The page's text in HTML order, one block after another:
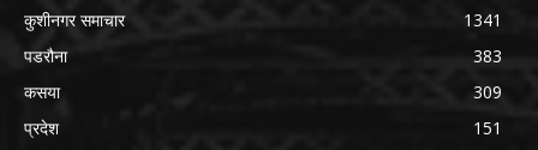
कुशीनगर समाचार
1341
पडरौना
383
कसया
309
प्रदेश
151